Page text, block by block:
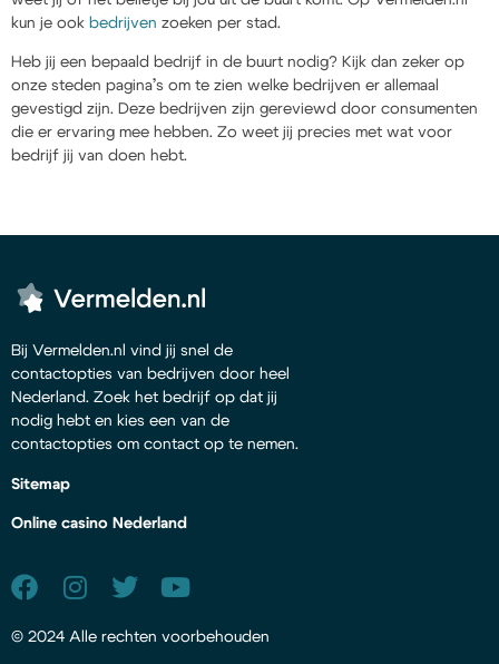
kun je ook bedrijven zoeken per stad.
Heb jij een bepaald bedrijf in de buurt nodig? Kijk dan zeker op
onze steden pagina’s om te zien welke bedrijven er allemaal
gevestigd zijn. Deze bedrijven zijn gereviewd door consumenten
die er ervaring mee hebben. Zo weet jij precies met wat voor
bedrijf jij van doen hebt.
Bij Vermelden.nl vind jij snel de
contactopties van bedrijven door heel
Nederland. Zoek het bedrijf op dat jij
nodig hebt en kies een van de
contactopties om contact op te nemen.
Sitemap
Online casino Nederland
© 2024 Alle rechten voorbehouden